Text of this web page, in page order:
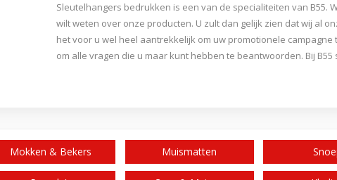
Sleutelhangers bedrukken is een van de specialiteiten van B55.
wilt weten over onze producten. U zult dan gelijk zien dat wij al
het voor u wel heel aantrekkelijk om uw promotionele
om alle vragen die u maar kunt hebben te beantwoorden. Bij
Mokken & Bekers Muismatten